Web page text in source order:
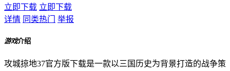
立即下载 立即下载
详情 同类热门 举报
游戏介绍
攻城掠地37官方版下载是一款以三国历史为背景打造的战争策